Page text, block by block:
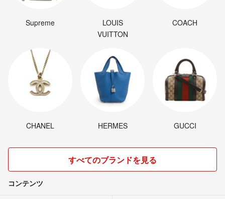
Supreme
LOUIS
VUITTON
COACH
CHANEL HERMES GUCCI
すべてのブランドを見る
コンテンツ